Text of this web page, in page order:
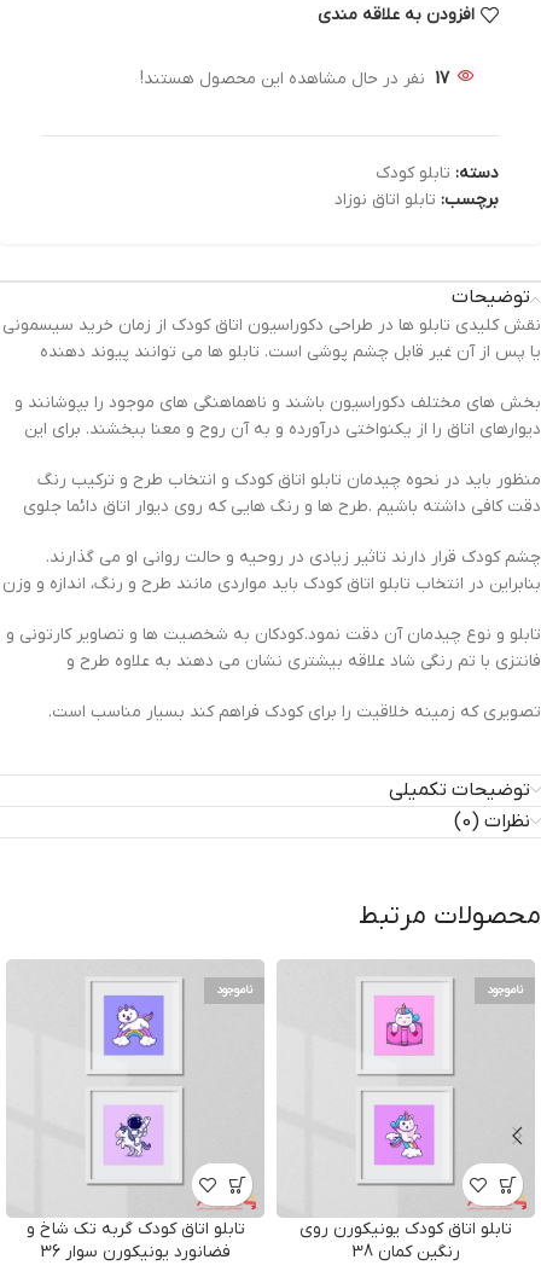
افزودن به علاقه مندی
17 نفر در حال مشاهده این محصول هستند!
دسته: تابلو کودک
برچسب: تابلو اتاق نوزاد
توضیحات
نقش کلیدی تابلو ها در طراحی دکوراسیون اتاق کودک از زمان خرید سیسمونی
یا پس از آن غیر قابل چشم پوشی است. تابلو ها می توانند پیوند دهنده
بخش های مختلف دکوراسیون باشند و ناهماهنگی های موجود را بپوشانند و
دیوارهای اتاق را از یکنواختی درآورده و به آن روح و معنا ببخشند. برای این
منظور باید در نحوه چیدمان تابلو اتاق کودک و انتخاب طرح و ترکیب رنگ
دقت کافی داشته باشیم .طرح ها و رنگ هایی که روی دیوار اتاق دائما جلوی
چشم کودک قرار دارند تاثیر زیادی در روحیه و حالت روانی او می گذارند.
بنابراین در انتخاب تابلو اتاق کودک باید مواردی مانند طرح و رنگ، اندازه و وزن
تابلو و نوع چیدمان آن دقت نمود. کودکان به شخصیت ها و تصاویر کارتونی و
فانتزی با تم رنگی شاد علاقه بیشتری نشان می دهند به علاوه طرح و
تصویری که زمینه خلاقیت را برای کودک فراهم کند بسیار مناسب است.
توضیحات تکمیلی
نظرات (0)
محصولات مرتبط
ناموجود
تابلو اتاق کودک یونیکورن روی
رنگین کمان 38
ناموجود
تابلو اتاق کودک گربه تک شاخ و
فضانورد یونیکورن سوار 36